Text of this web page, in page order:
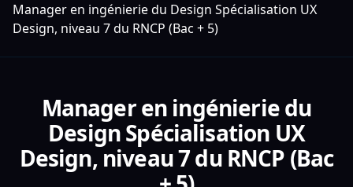
Manager en ingénierie du Design Spécialisation UX
Design, niveau 7 du RNCP (Bac + 5)
Manager en ingénierie du
Design Spécialisation UX
Design, niveau 7 du RNCP (Bac